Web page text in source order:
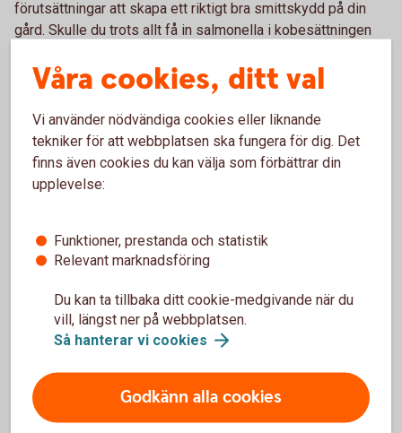
förutsättningar att skapa ett riktigt bra smittskydd på din
gård. Skulle du trots allt få in salmonella i kobesättningen
programmet, säger hon.
djur.
– Eftersom det är en så stor riskfaktor är jag förvånad över
att inte fler har striktare mottagningsrutiner. Smittsamma
enkla medel och lite professionell guidning kan man
Våra cookies, ditt val
Vi använder nödvändiga cookies eller liknande
tekniker för att webbplatsen ska fungera för dig. Det
finns även cookies du kan välja som förbättrar din
upplevelse:
Funktioner, prestanda och statistik
Relevant marknadsföring
Du kan ta tillbaka ditt cookie-medgivande när du
vill, längst ner på webbplatsen.
Så hanterar vi cookies
Godkänn alla cookies